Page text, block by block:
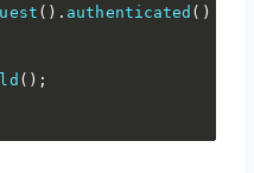
( ) . authenticated ( )
( ) ;